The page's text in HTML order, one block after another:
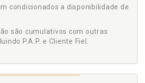
condicionados a disponibilidade de
são cumulativos com outras
P.A.P. e Cliente Fiel.